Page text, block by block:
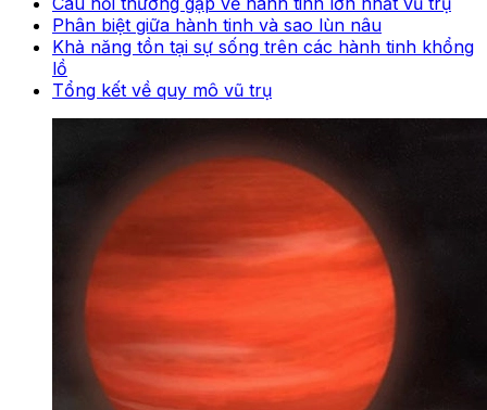
Phân biệt giữa hành tinh và sao lùn nâu
Khả năng tồn tại sự sống trên các hành tinh khổng
lồ
Tổng kết về quy mô vũ trụ